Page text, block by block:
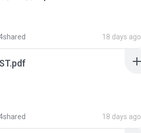
18 days ago
18 days ago